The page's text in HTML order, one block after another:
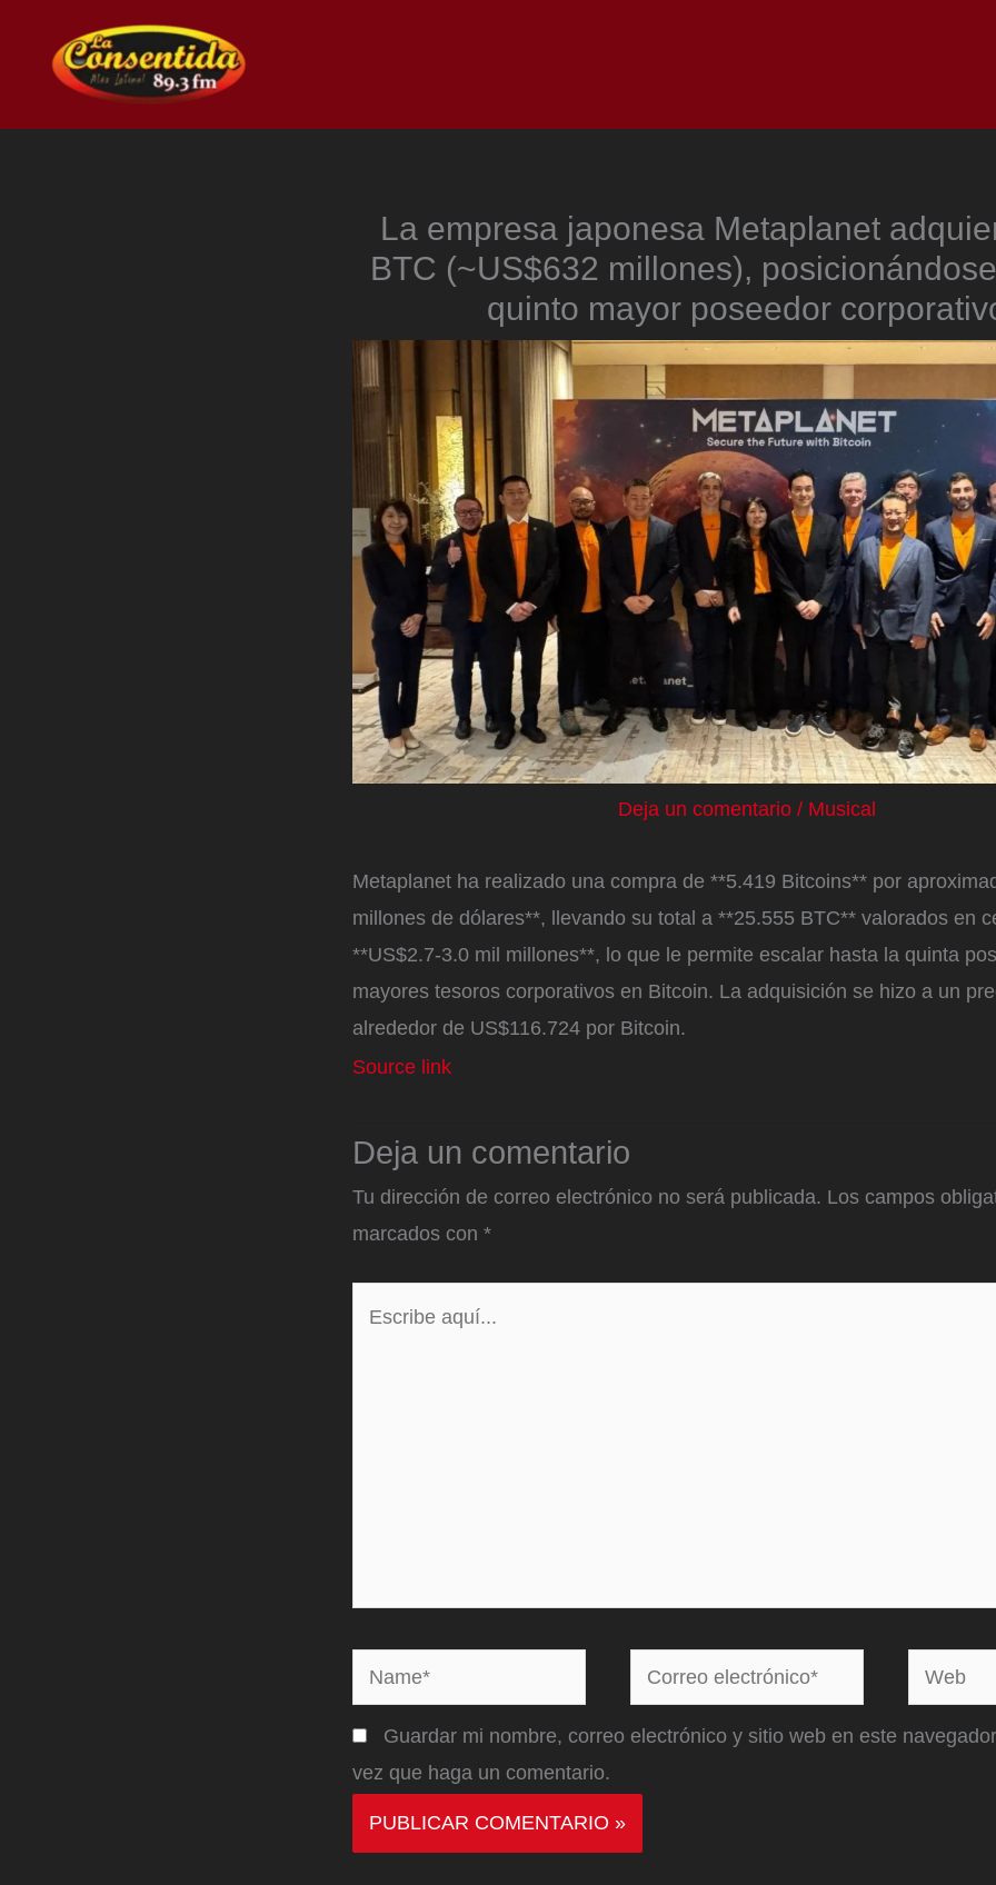
contenido
La empresa japonesa Metaplanet
BTC (~US$632 millones),
quinto mayor poseedor
Deja un comentario / Musical
Metaplanet ha realizado una compra de **5.419 Bitcoins** por
millones de dólares**, llevando su total a **25.555 BTC** valorados en
**US$2.7-3.0 mil millones**, lo que le permite escalar hasta la quinta
mayores tesoros corporativos en Bitcoin. La adquisición se hizo a un
alrededor de US$116.724 por Bitcoin.
Source link
Deja un comentario
Tu dirección de correo electrónico no será publicada. Los campos
marcados con *
Name*
Correo
electrónico*
Web
Guardar mi nombre, correo electrónico y sitio web en este
vez que haga un comentario.